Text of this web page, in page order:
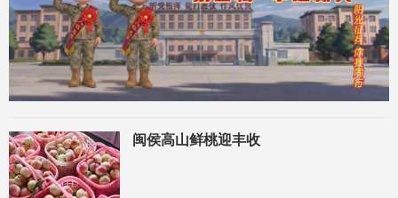
闽侯高山鲜桃迎丰收